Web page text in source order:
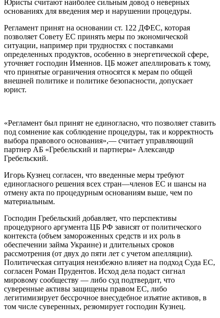
Юристы считают наиболее сильным довод о неверных
основаниях для введения мер и нарушении процедуры.
Регламент принят на основании ст. 122 ДФЕС, которая
позволяет Совету ЕС принять меры по экономической
ситуации, например при трудностях с поставками
определенных продуктов, особенно в энергетической сфере,
уточняет господин Именнов. ЦБ может апеллировать к тому,
что принятые ограничения относятся к мерам по общей
внешней политике и политике безопасности, допускает
юрист.
«Регламент был принят не единогласно, что позволяет ставить
под сомнение как соблюдение процедуры, так и корректность
выбора правового основания»,— считает управляющий
партнер АБ «Гребельский и партнеры» Александр
Гребельский.
Игорь Кузнец согласен, что введенные меры требуют
единогласного решения всех стран—членов ЕС и шансы на
отмену акта по процедурным основаниям выше, чем по
материальным.
Господин Гребельский добавляет, что перспективы
процедурного аргумента ЦБ РФ зависят от политического
контекста (объем замороженных средств и их роль в
обеспечении займа Украине) и длительных сроков
рассмотрения (от двух до пяти лет с учетом апелляции).
Политическая ситуация неизбежно влияет на подход Суда ЕС,
согласен Роман Прудентов. Исход дела подаст сигнал
мировому сообществу — либо суд подтвердит, что
суверенные активы защищены правом ЕС, либо
легитимизирует бессрочное внесудебное изъятие активов, в
том числе суверенных, резюмирует господин Кузнец.